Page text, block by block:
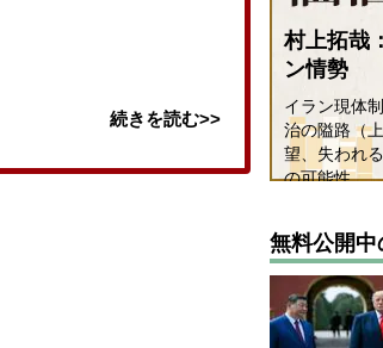
続きを読む>>
村上拓哉
ン情勢
イラン現体
治の隘路（
望、失われ
の可能性
無料公開中